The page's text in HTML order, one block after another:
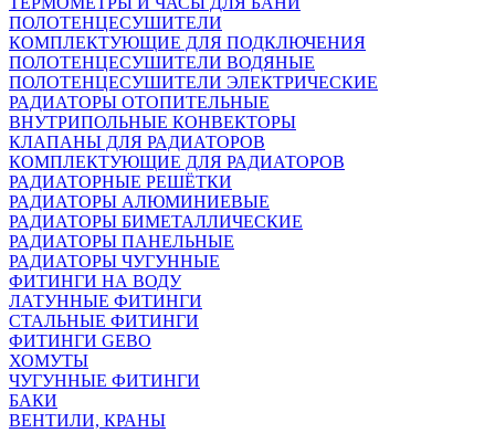
ПОЛОТЕНЦЕСУШИТЕЛИ
КОМПЛЕКТУЮЩИЕ ДЛЯ ПОДКЛЮЧЕНИЯ
ПОЛОТЕНЦЕСУШИТЕЛИ ВОДЯНЫЕ
ПОЛОТЕНЦЕСУШИТЕЛИ ЭЛЕКТРИЧЕСКИЕ
РАДИАТОРЫ ОТОПИТЕЛЬНЫЕ
ВНУТРИПОЛЬНЫЕ КОНВЕКТОРЫ
КЛАПАНЫ ДЛЯ РАДИАТОРОВ
КОМПЛЕКТУЮЩИЕ ДЛЯ РАДИАТОРОВ
РАДИАТОРНЫЕ РЕШЁТКИ
РАДИАТОРЫ АЛЮМИНИЕВЫЕ
РАДИАТОРЫ БИМЕТАЛЛИЧЕСКИЕ
РАДИАТОРЫ ПАНЕЛЬНЫЕ
РАДИАТОРЫ ЧУГУННЫЕ
ФИТИНГИ НА ВОДУ
ЛАТУННЫЕ ФИТИНГИ
СТАЛЬНЫЕ ФИТИНГИ
ФИТИНГИ GEBO
ХОМУТЫ
ЧУГУННЫЕ ФИТИНГИ
БАКИ
ВЕНТИЛИ, КРАНЫ